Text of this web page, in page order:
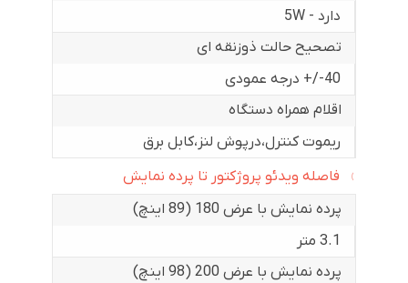
دارد - 5W
تصحیح حالت ذوزنقه ای
40-/+ درجه عمودی
اقلام همراه دستگاه
ریموت کنترل،درپوش لنز،کابل برق
فاصله ویدئو پروژکتور تا پرده نمایش
پرده نمایش با عرض 180 (89 اینچ)
3.1 متر
پرده نمایش با عرض 200 (98 اینچ)